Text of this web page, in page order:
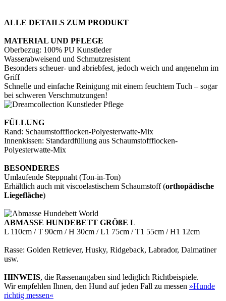
ALLE DETAILS ZUM PRODUKT
MATERIAL UND PFLEGE
Oberbezug: 100% PU Kunstleder
Wasserabweisend und Schmutzresistent
Besonders scheuer- und abriebfest, jedoch weich und angenehm im
Griff
Schnelle und einfache Reinigung mit einem feuchtem Tuch – sogar
bei schweren Verschmutzungen!
FÜLLUNG
Rand: Schaumstoffflocken-Polyesterwatte-Mix
Innenkissen: Standardfüllung aus Schaumstoffflocken-
Polyesterwatte-Mix
BESONDERES
Umlaufende Steppnaht (Ton-in-Ton)
Erhältlich auch mit viscoelastischem Schaumstoff (orthopädische
Liegefläche)
ABMASSE HUNDEBETT GRÖßE L
L 110cm / T 90cm / H 30cm / L1 75cm / T1 55cm / H1 12cm
Rasse: Golden Retriever, Husky, Ridgeback, Labrador, Dalmatiner
usw.
HINWEIS, die Rassenangaben sind lediglich Richtbeispiele.
Wir empfehlen Ihnen, den Hund auf jeden Fall zu messen »Hunde
richtig messen«